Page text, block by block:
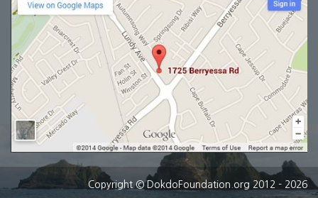
Copyright © DokdoFoundation.org 2012 - 2026